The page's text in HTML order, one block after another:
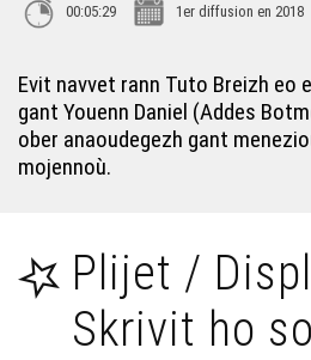
00:05:29 1er diffusion en 2018
Evit navvet rann Tuto Breizh eo
gant Youenn Daniel (Addes
ober anaoudegezh gant
mojennoù.
Plijet /
Skrivit ho